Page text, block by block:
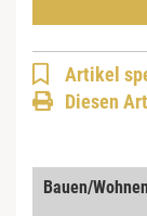
Artikel
Diesen
Bauen/